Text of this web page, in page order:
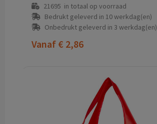
21695 in totaal op voorraad
Bedrukt geleverd in 10 werkdag(en)
Onbedrukt geleverd in 3 werkdag(en)
Vanaf € 2,86